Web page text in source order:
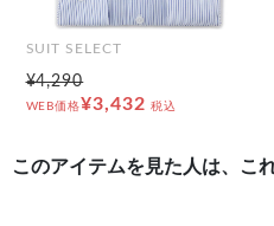
SUIT SELECT
¥4,290
WEB価格¥3,432 税込
このアイテムを見た人は、こ